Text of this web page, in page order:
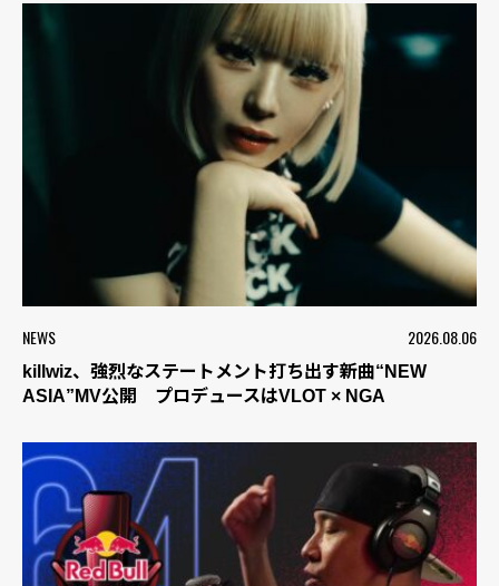
NEWS 2026.08.06
killwiz、強烈なステートメント打ち出す新曲“NEW
ASIA”MV公開 プロデュースはVLOT × NGA